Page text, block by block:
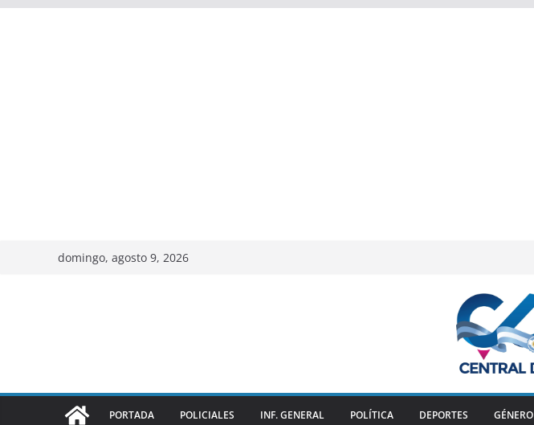
domingo, agosto 9, 2026
PORTADA POLICIALES INF. GENERAL POLÍTICA DEPORTES GÉNERO